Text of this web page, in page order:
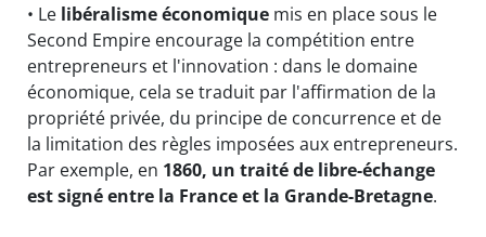
• Le libéralisme économique mis en place sous le
Second Empire encourage la compétition entre
entrepreneurs et l'innovation : dans le domaine
économique, cela se traduit par l'affirmation de la
propriété privée, du principe de concurrence et de
la limitation des règles imposées aux entrepreneurs.
Par exemple, en 1860, un traité de libre-échange
est signé entre la France et la Grande-Bretagne.